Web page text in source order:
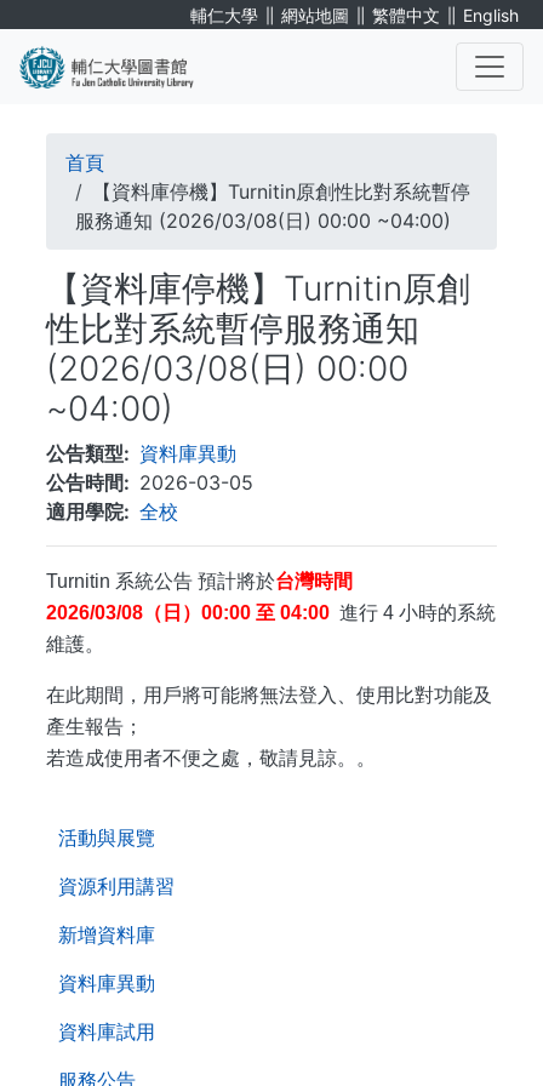
輔仁大學 ∥ 網站地圖 ∥ 繁體中文 ∥ English
活動與展覽
資源利用講習
新增資料庫
資料庫異動
資料庫試用
服務公告
導
航
連
結
首頁
【資料庫停機】Turnitin原創性比對系統暫停
服務通知 (2026/03/08(日) 00:00 ~04:00)
【資料庫停機】Turnitin原創
性比對系統暫停服務通知
(2026/03/08(日) 00:00
~04:00)
公告類型
資料庫異動
公告時間
2026-03-05
適用學院
全校
Turnitin 系統公告 預計將於台灣時間
2026/03/08（日）00:00 至 04:00 進行 4 小時的系統
維護。
在此期間，用戶將可能將無法登入、使用比對功能及
產生報告；
若造成使用者不便之處，敬請見諒。。